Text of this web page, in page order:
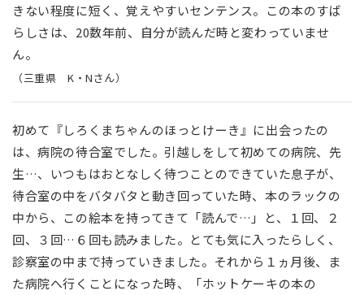
きない程度に短く、覚えやすいセンテンス。この本のすば
らしさは、20数年前、自分が読んだ時と変わっていませ
ん。
（三重県 K・Nさん）
初めて『しろくまちゃんのほっとけーき』に出会ったの
は、病院の待合室でした。引越しをして初めての病院、先
生…、いつもはおとなしく待つことのできていた息子が、
待合室の中をバタバタと動き回っていた時、本のラックの
中から、この絵本を持ってきて「読んで…」と、１回、２
回、３回…６回も読みました。とても気に入ったらしく、
診察室の中まで持っていきました。それから１ヵ月後、ま
た病院へ行くことになった時、「ホットケーキの本の